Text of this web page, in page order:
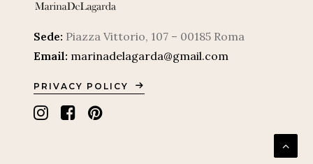
Sede: Piazza Vittorio, 107 – 00185 Roma
Email: marinadelagarda@gmail.com
PRIVACY POLICY